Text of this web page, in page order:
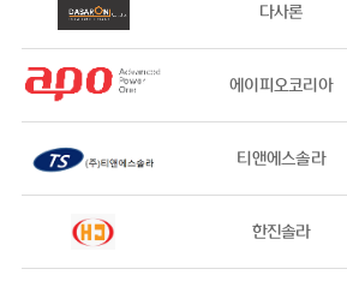
다사론
에이피오코리아
티앤에스솔라
한진솔라